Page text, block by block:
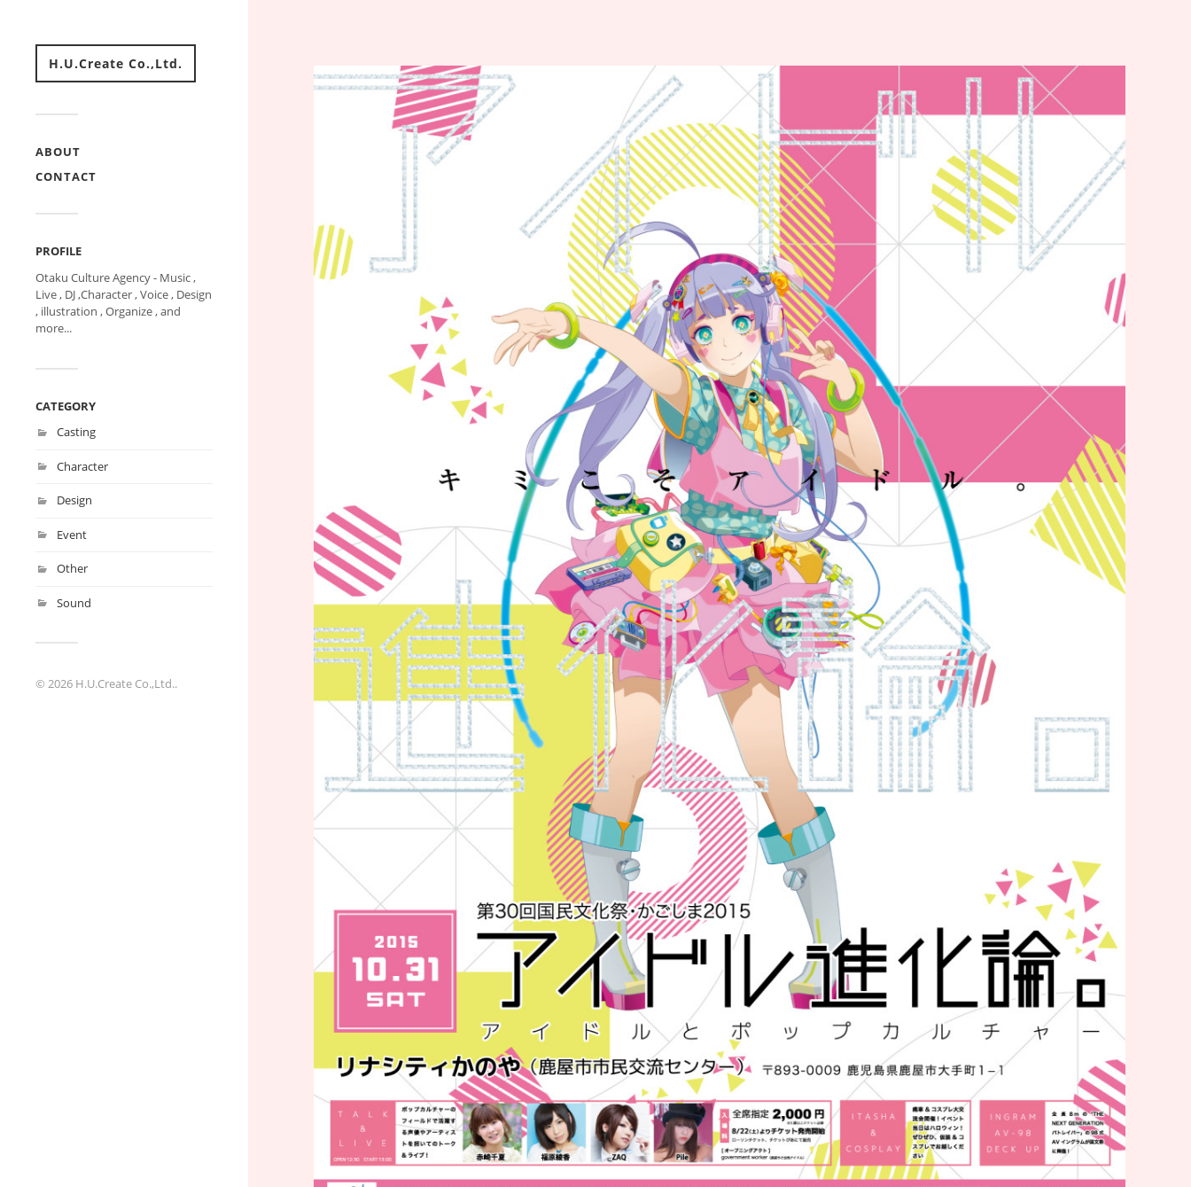
H.U.Create Co.,Ltd.
ABOUT
CONTACT
PROFILE
Otaku Culture Agency - Music ,
Live , DJ ,Character , Voice , Design
, illustration , Organize , and
more...
CATEGORY
Casting
Character
Design
Event
Other
Sound
© 2026 H.U.Create Co.,Ltd..